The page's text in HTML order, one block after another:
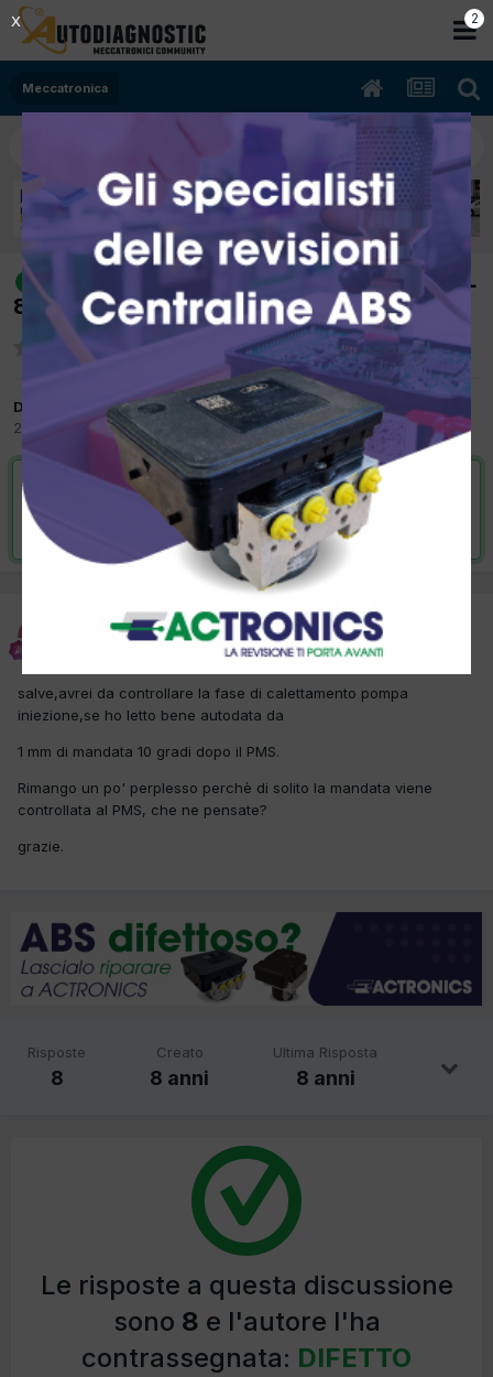
Meccatronica
risolto
[mazda B series 06/2003 2499cc WL
80Kw Diesel] fasatura pompa iniezione
Da stive
22 Settembre 2017in Meccatronica
VAI ALLA SOLUZIONE
Risolta da stive,26 Settembre 2017
stive
22 Settembre 2017
salve,avrei da controllare la fase di calettamento pompa
iniezione,se ho letto bene autodata da
1 mm di mandata 10 gradi dopo il PMS.
Rimango un po' perplesso perchè di solito la mandata viene
controllata al PMS, che ne pensate?
grazie.
Risposte
8
Creato
8 anni
Ultima Risposta
8 anni
Le risposte a questa discussione
sono 8 e l'autore l'ha
contrassegnata: DIFETTO
2
X